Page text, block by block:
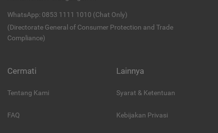
WhatsApp: 0853 1111 1010 (Chat Only)
(Directorate General of Consumer Protection and Trade
Compliance)
Cermati
Tentang Kami
FAQ
Lainnya
Syarat & Ketentuan
Kebijakan Privasi